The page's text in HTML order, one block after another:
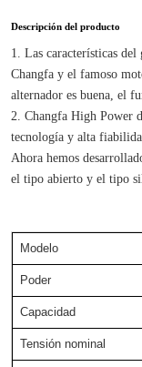
Descripción del producto
1. Las características
Changfa y el famoso
alternador es buena, el
2. Changfa High Power
tecnología y alta
Ahora hemos
el tipo abierto y el tipo
Modelo
Poder
Capacidad
Tensión nominal